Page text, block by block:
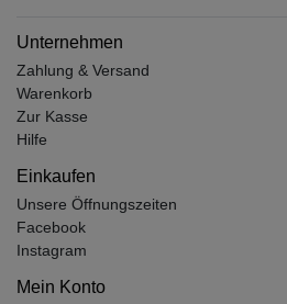
Unternehmen
Zahlung & Versand
Warenkorb
Zur Kasse
Hilfe
Einkaufen
Unsere Öffnungszeiten
Facebook
Instagram
Mein Konto